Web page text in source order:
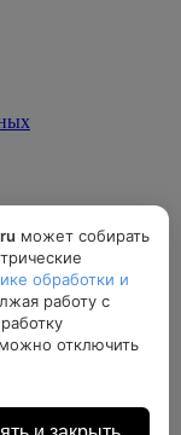
парк, стадион
может собирать
обработки и
работу с
отключить